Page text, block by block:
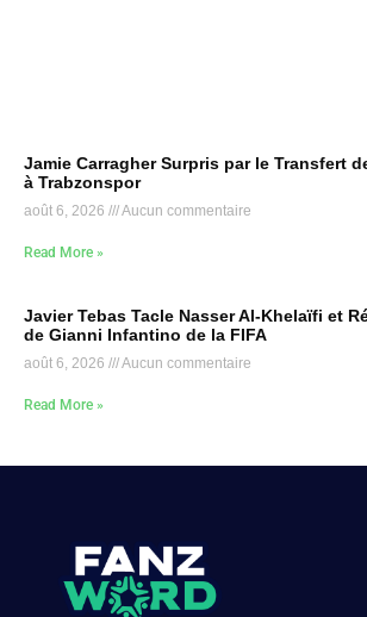
Jamie Carragher Surpris par le Transfert
à Trabzonspor
août 6, 2026 Aucun commentaire
Read More »
Javier Tebas Tacle Nasser Al-Khelaïfi et
de Gianni Infantino de la FIFA
août 6, 2026 Aucun commentaire
Read More »